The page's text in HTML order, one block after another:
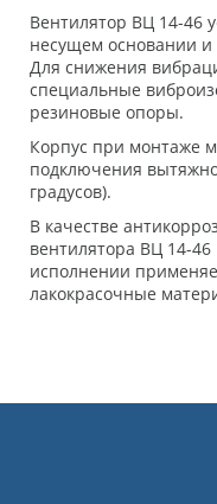
Вентилятор ВЦ 14-46
несущем основании
Для снижения
специальные
резиновые опоры.
Корпус при монтаже
подключения
градусов).
В качестве
вентилятора ВЦ 14-
исполнении
лакокрасочные